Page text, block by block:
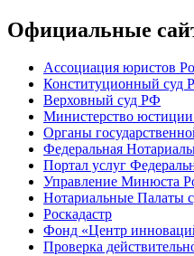
Официальные
Ассоциация юристов
Конституционный суд
Верховный суд РФ
Министерство
Органы
Федеральная
Портал услуг
Управление Минюста
Нотариальные Палаты
Роскадастр
Фонд «Центр
Проверка